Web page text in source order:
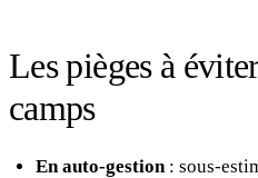
Les pièges à
camps
En auto-gestion: sous-